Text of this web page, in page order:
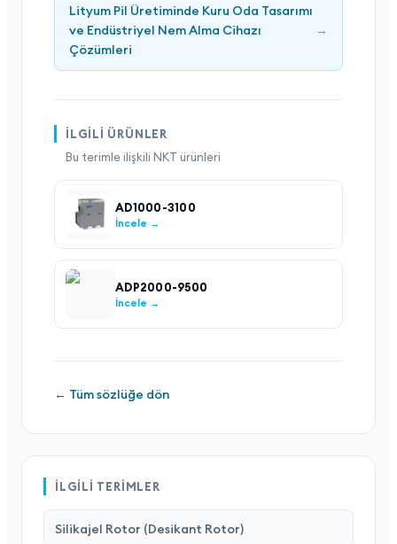
Lityum Pil Üretiminde Kuru Oda Tasarımı
ve Endüstriyel Nem Alma Cihazı
Çözümleri
→
İLGILI ÜRÜNLER
Bu terimle ilişkili NKT ürünleri
AD1000-3100
İncele →
ADP2000-9500
İncele →
← Tüm sözlüğe dön
İLGILI TERIMLER
Silikajel Rotor (Desikant Rotor)